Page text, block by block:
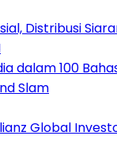
Distribusi
dalam 100
Slam
Global